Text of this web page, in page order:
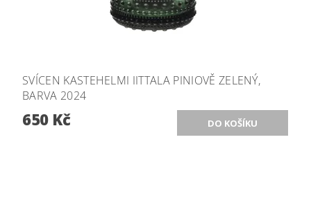
SVÍCEN KASTEHELMI IITTALA PINIOVĚ ZELENÝ,
BARVA 2024
650 Kč